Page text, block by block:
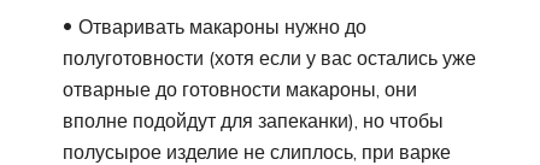
Отваривать макароны нужно до
полуготовности (хотя если у вас остались уже
отварные до готовности макароны, они
вполне подойдут для запеканки), но чтобы
полусырое изделие не слиплось, при варке